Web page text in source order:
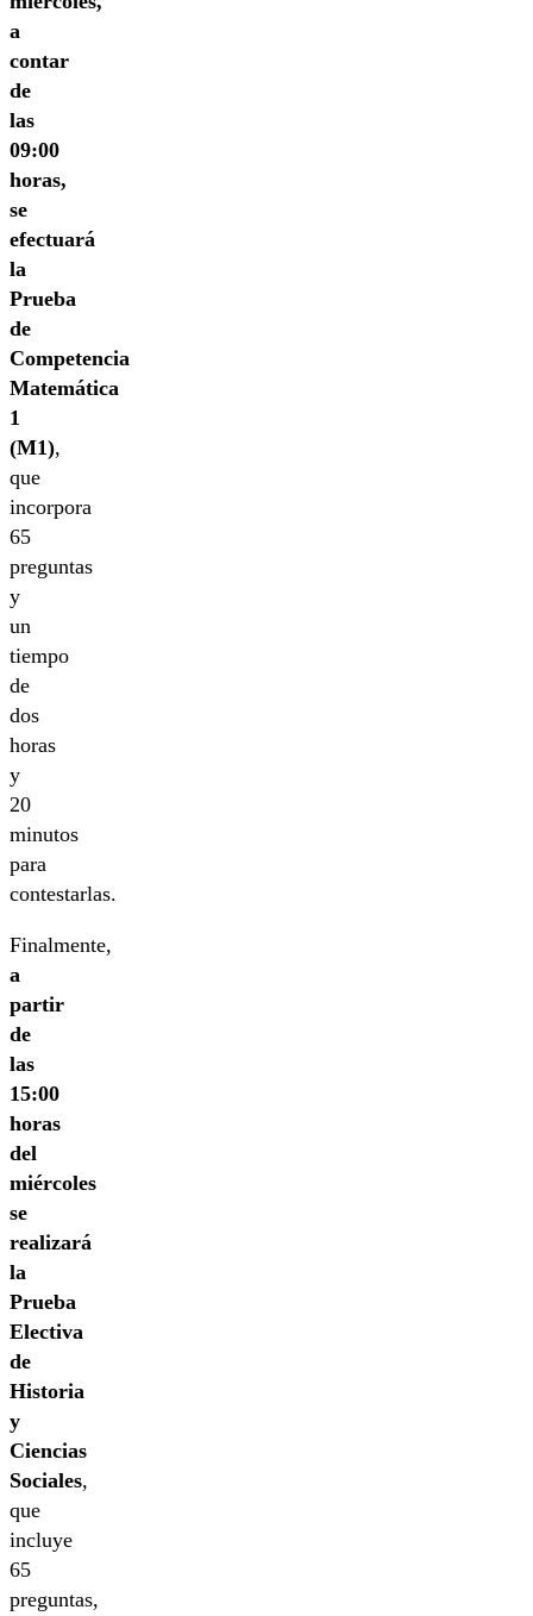
a
contar
de
las
09:00
horas,
se
efectuará
la
Prueba
de
Competencia
Matemática
1
(M1),
que
incorpora
65
preguntas
y
un
tiempo
de
dos
horas
y
20
minutos
para
contestarlas.
Finalmente,
a
partir
de
las
15:00
horas
del
miércoles
se
realizará
la
Prueba
Electiva
de
Historia
y
Ciencias
Sociales,
que
incluye
65
preguntas,